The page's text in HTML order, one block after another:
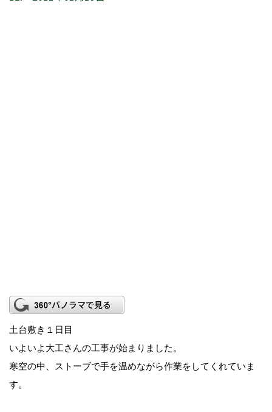
土台敷き１日目
いよいよ大工さんの工事が始まりました。
寒空の中、ストーブで手を温めながら作業をしてくれていま
す。